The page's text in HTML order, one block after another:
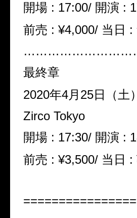
開場 : 17:00/ 開演 :
前売 : ¥4,000/ 当日
最終章
2020年4月25日（土）
Zirco Tokyo
開場 : 17:30/ 開演 :
前売 : ¥3,500/ 当日